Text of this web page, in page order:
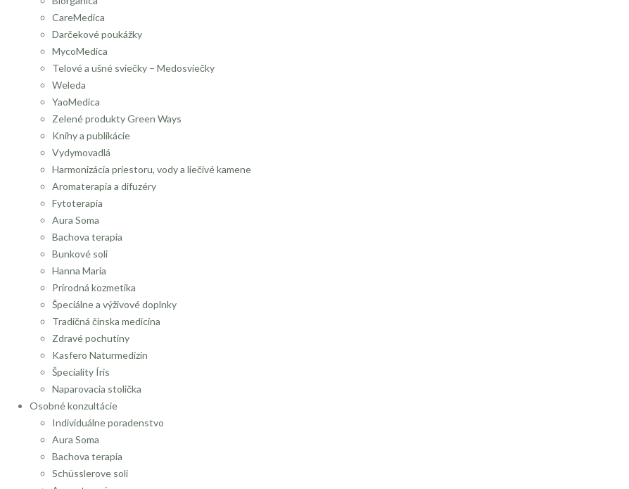
CareMedica
Darčekové poukážky
MycoMedica
Telové a ušné sviečky – Medosviečky
Weleda
YaoMedica
Zelené produkty Green Ways
Knihy a publikácie
Vydymovadlá
Harmonizácia priestoru, vody a liečivé kamene
Aromaterapia a difuzéry
Fytoterapia
Aura Soma
Bachova terapia
Bunkové soli
Hanna Maria
Prírodná kozmetika
Špeciálne a výživové doplnky
Tradičná čínska medicína
Zdravé pochutiny
Kasfero Naturmedizin
Špeciality Íris
Naparovacia stolička
Osobné konzultácie
Individuálne poradenstvo
Aura Soma
Bachova terapia
Schüsslerove soli